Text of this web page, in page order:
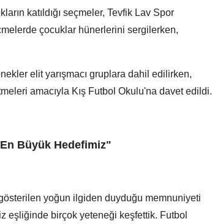
katıldığı seçmeler, Tevfik Lav Spor
çocuklar hünerlerini sergilerken,
elit yarışmacı gruplara dahil edilirken,
amacıyla Kış Futbol Okulu'na davet edildi.
Büyük Hedefimiz"
yoğun ilgiden duyduğu memnuniyeti
eşliğinde birçok yeteneği keşfettik. Futbol